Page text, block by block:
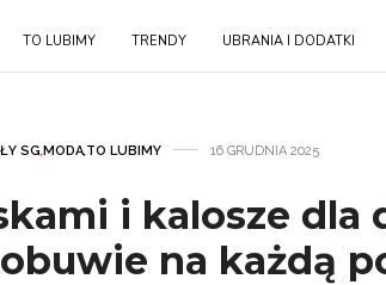
TO LUBIMY TRENDY UBRANIA I DODATKI
SG,MODA,TO LUBIMY 16 GRUDNIA 2025
i kalosze dla
na każdą